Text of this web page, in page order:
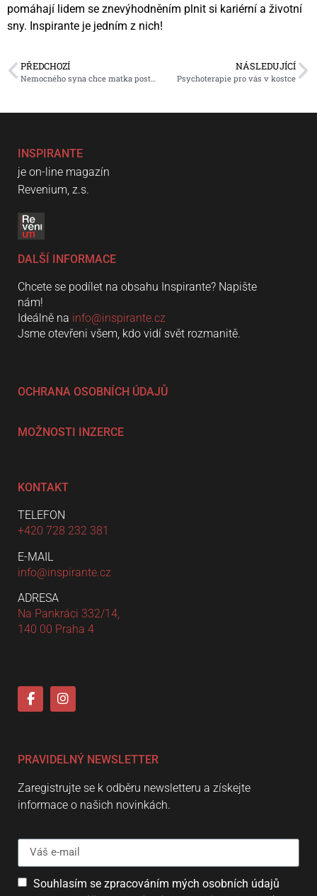
pomáhají lidem se znevýhodněním plnit si kariérní a životní
sny. Inspirante je jedním z nich!
PŘEDCHOZÍ NÁSLEDUJÍCÍ
Psychoterapie pro vás v kostce
INSPIRANTE
je on-line magazín
Revenium, z.s.
DALŠÍ INFORMACE
Chcete se podílet na obsahu Inspirante? Napište
nám!
Ideálně na info@inspirante.cz
Jsme otevřeni všem, kdo vidí svět rozmanitě.
OCHRANA OSOBNÍCH ÚDAJŮ
MOŽNOSTI INZERCE
KONTAKT
TELEFON
+420 728 232 381
E-MAIL
info@inspirante.cz
ADRESA
Na Pankráci 332/14,
140 00 Praha 4
PRAVIDELNÝ NEWSLETTER
Zaregistrujte se k odběru newsletteru a získejte
informace o našich novinkách.
Souhlasím se zpracováním mých osobních údajů